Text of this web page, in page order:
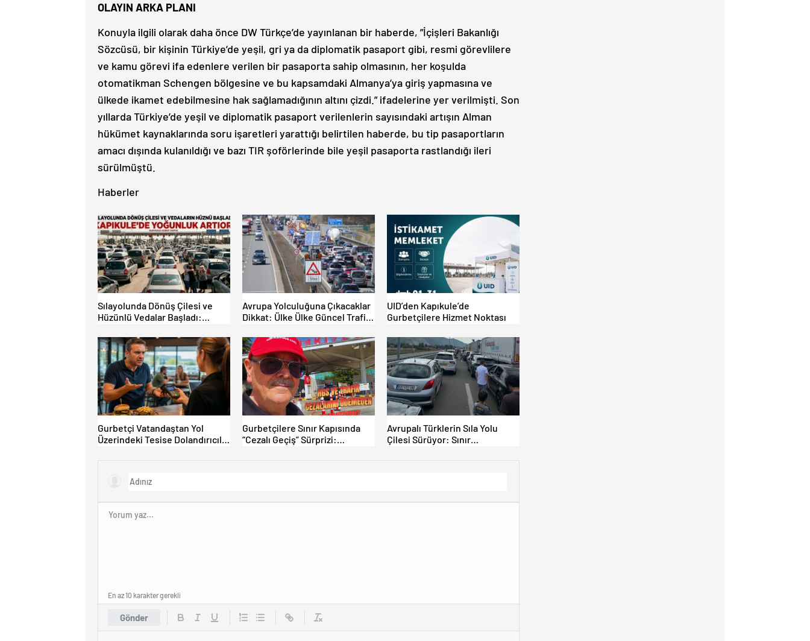
OLAYIN ARKA PLANI
Konuyla ilgili olarak daha önce DW Türkçe’de yayınlanan bir haberde, ”İçişleri Bakanlığı
Sözcüsü, bir kişinin Türkiye’de yeşil, gri ya da diplomatik pasaport gibi, resmi görevlilere
ve kamu görevi ifa edenlere verilen bir pasaporta sahip olmasının, her koşulda
otomatikman Schengen bölgesine ve bu kapsamdaki Almanya’ya giriş yapmasına ve
ülkede ikamet edebilmesine hak sağlamadığının altını çizdi.” ifadelerine yer verilmişti. Son
yıllarda Türkiye’de yeşil ve diplomatik pasaport verilenlerin sayısındaki artışın Alman
hükümet kaynaklarında soru işaretleri yarattığı belirtilen haberde, bu tip pasaportların
amacı dışında kulanıldığı ve bazı TIR şoförlerinde bile yeşil pasaporta rastlandığı ileri
sürülmüştü.
Haberler
Sılayolunda Dönüş Çilesi ve
Hüzünlü Vedalar Başladı:
Avrupa Yolculuğuna Çıkacaklar
Dikkat: Ülke Ülke Güncel Trafik
Limitleri
UID’den Kapıkule’de
Gurbetçilere Hizmet Noktası
Gurbetçi Vatandaştan Yol
Üzerindeki Tesise Dolandırıcılık
Gurbetçilere Sınır Kapısında
“Cezalı Geçiş” Sürprizi:
Avrupalı Türklerin Sıla Yolu
Çilesi Sürüyor: Sınır
Gönder
En az 10 karakter gerekli